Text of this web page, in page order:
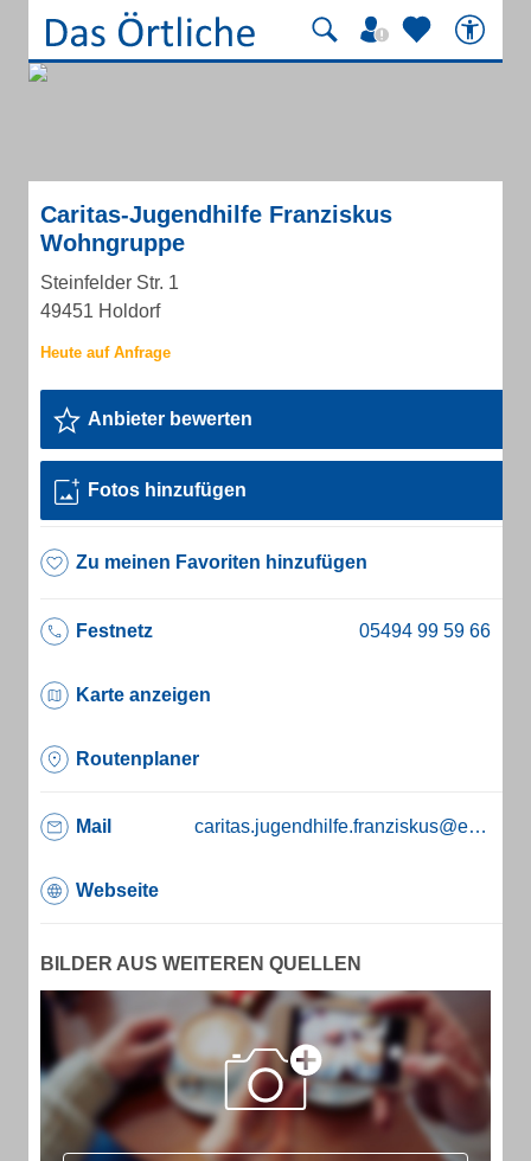
Caritas-Jugendhilfe Franziskus
Wohngruppe
Steinfelder Str. 1
49451 Holdorf
Anbieter bewerten
Fotos hinzufügen
Zu meinen Favoriten hinzufügen
Festnetz
Karte anzeigen
Routenplaner
Mail caritas.jugendhilfe.franziskus@ewetel.net
Webseite
BILDER AUS WEITEREN QUELLEN